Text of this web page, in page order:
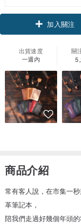
加入關注
出貨速度
一週內
關
商品介紹
常有客人說，在市集一
革筆記本，
陪我們走過好幾個年頭